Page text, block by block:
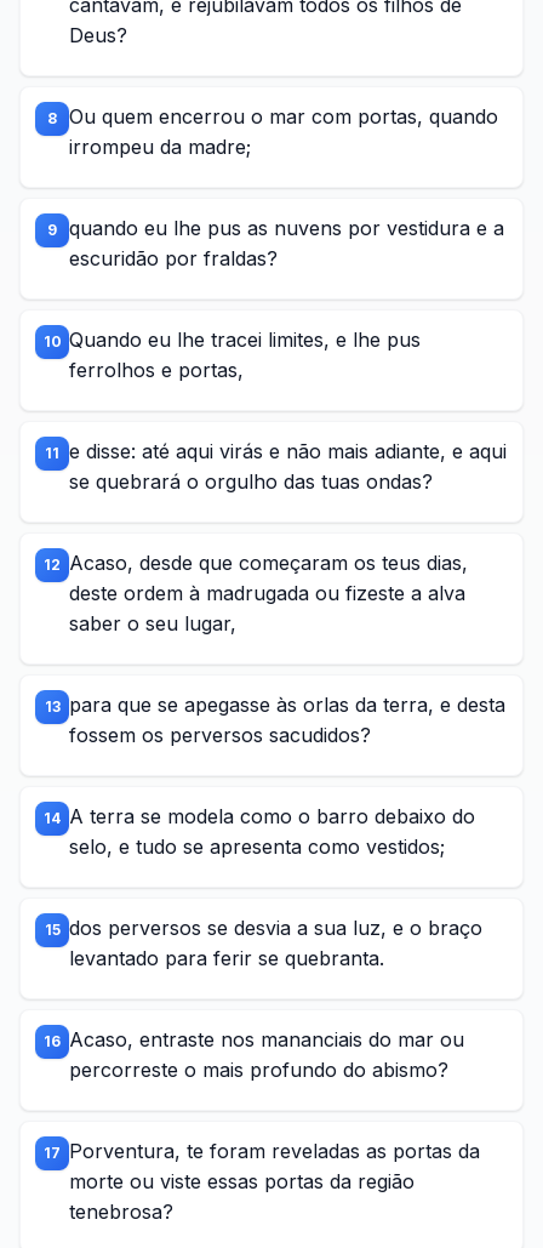
cantavam, e rejubilavam todos os filhos de
Deus?
8
Ou quem encerrou o mar com portas, quando
irrompeu da madre;
9
quando eu lhe pus as nuvens por vestidura e a
escuridão por fraldas?
10 Quando eu lhe tracei limites, e lhe pus
ferrolhos e portas,
11 e disse: até aqui virás e não mais adiante, e aqui
se quebrará o orgulho das tuas ondas?
12 Acaso, desde que começaram os teus dias,
deste ordem à madrugada ou fizeste a alva
saber o seu lugar,
13 para que se apegasse às orlas da terra, e desta
fossem os perversos sacudidos?
14 A terra se modela como o barro debaixo do
selo, e tudo se apresenta como vestidos;
15 dos perversos se desvia a sua luz, e o braço
levantado para ferir se quebranta.
16 Acaso, entraste nos mananciais do mar ou
percorreste o mais profundo do abismo?
17 Porventura, te foram reveladas as portas da
morte ou viste essas portas da região
tenebrosa?